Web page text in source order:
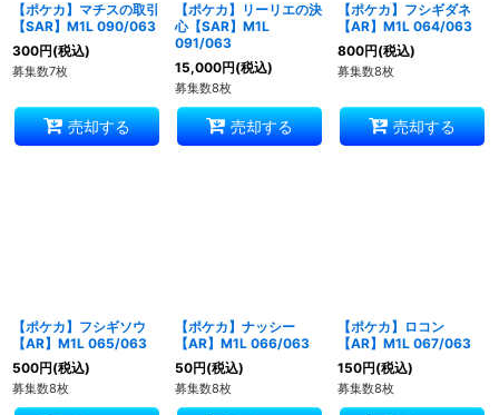
【ポケカ】マチスの取引
【SAR】M1L 090/063
300円(税込)
募集数7枚
売却する
【ポケカ】リーリエの決
心【SAR】M1L
091/063
15,000円(税込)
募集数8枚
売却する
【ポケカ】フシギダネ
【AR】M1L 064/063
800円(税込)
募集数8枚
売却する
【ポケカ】フシギソウ
【AR】M1L 065/063
500円(税込)
募集数8枚
【ポケカ】ナッシー
【AR】M1L 066/063
50円(税込)
募集数8枚
【ポケカ】ロコン
【AR】M1L 067/063
150円(税込)
募集数8枚